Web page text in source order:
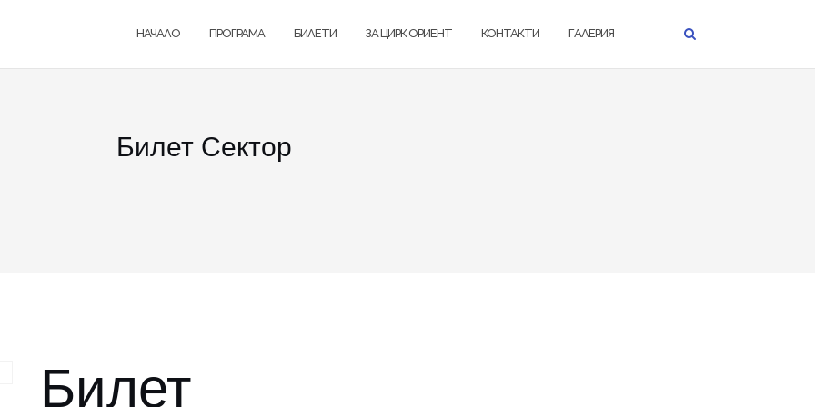
НАЧАЛО ПРОГРАМА БИЛЕТИ ЗА ЦИРК ОРИЕНТ КОНТАКТИ ГАЛЕРИЯ
Билет Сектор
Билет